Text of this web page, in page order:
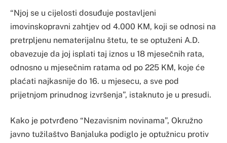
“Njoj se u cijelosti dosuđuje postavljeni
imovinskopravni zahtjev od 4.000 KM, koji se odnosi na
pretrpljenu nematerijalnu štetu, te se optuženi A.D.
obavezuje da joj isplati taj iznos u 18 mjesečnih rata,
odnosno u mjesečnim ratama od po 225 KM, koje će
plaćati najkasnije do 16. u mjesecu, a sve pod
prijetnjom prinudnog izvršenja”, istaknuto je u presudi.
Kako je potvrđeno “Nezavisnim novinama”, Okružno
javno tužilaštvo Banjaluka podiglo je optužnicu protiv